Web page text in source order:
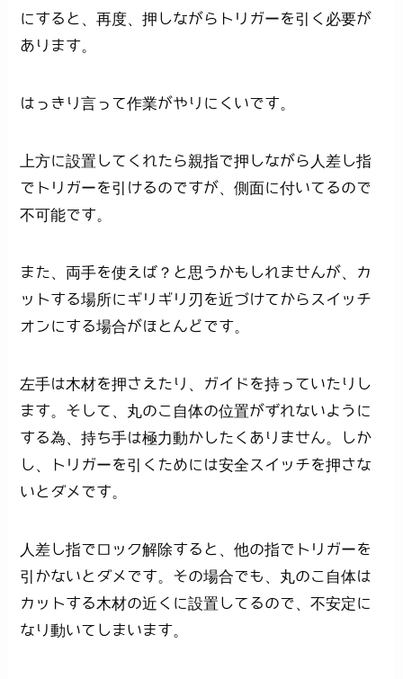
にすると、再度、押しながらトリガーを引く必要が
あります。
はっきり言って作業がやりにくいです。
上方に設置してくれたら親指で押しながら人差し指
でトリガーを引けるのですが、側面に付いてるので
不可能です。
また、両手を使えば？と思うかもしれませんが、カ
ットする場所にギリギリ刃を近づけてからスイッチ
オンにする場合がほとんどです。
左手は木材を押さえたり、ガイドを持っていたりし
ます。そして、丸のこ自体の位置がずれないように
する為、持ち手は極力動かしたくありません。しか
し、トリガーを引くためには安全スイッチを押さな
いとダメです。
人差し指でロック解除すると、他の指でトリガーを
引かないとダメです。その場合でも、丸のこ自体は
カットする木材の近くに設置してるので、不安定に
なり動いてしまいます。